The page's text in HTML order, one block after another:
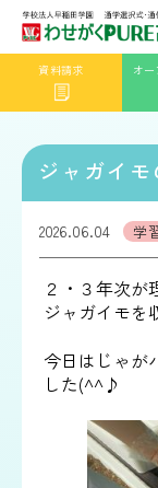
資料請求 オ
ジャガイモ
2026.06.04 学
２・３年次が
ジャガイモを
今日はじゃが
した(^^♪